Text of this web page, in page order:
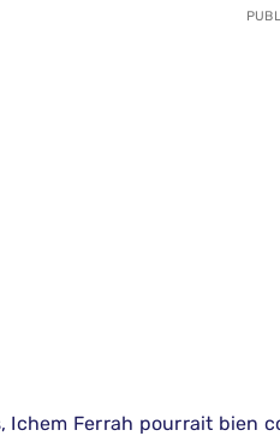
Ichem Ferrah pourrait bien